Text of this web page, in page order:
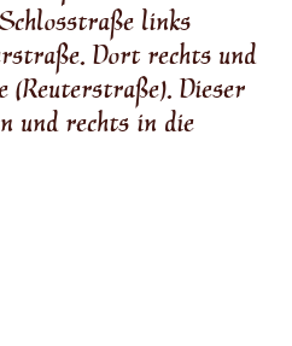
links
Dort rechts und
(Reuterstraße). Dieser
und rechts in die